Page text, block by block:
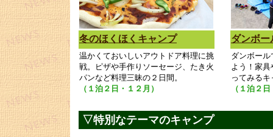
冬のほくほくキャンプ
温かくておいしいアウトドア料理に挑
戦。ピザや手作りソーセージ、たき火
パンなど料理三昧の２日間。
（１泊２日・１２月）
ダンボー
ダンボー
よう！家
ってみる
（１泊２
▽特別なテーマのキャンプ